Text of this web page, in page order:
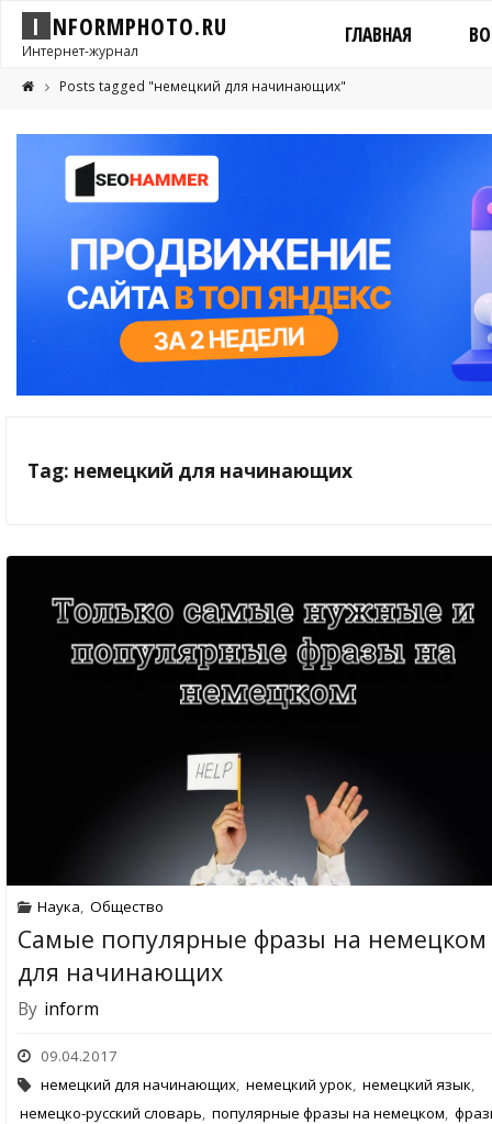
I NFORMPHOTO.RU
Интернет-журнал
ГЛАВНАЯ
Posts tagged "немецкий для начинающих"
Tag: немецкий для начинающих
Наука, Общество
Самые популярные фразы на немецком
для начинающих
By inform
09.04.2017
немецкий для начинающих, немецкий урок, немецкий язык,
немецко-русский словарь, популярные фразы на немецком,